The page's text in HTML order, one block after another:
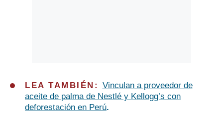
LEA TAMBIÉN: Vinculan a proveedor de
aceite de palma de Nestlé y Kellogg’s con
deforestación en Perú.